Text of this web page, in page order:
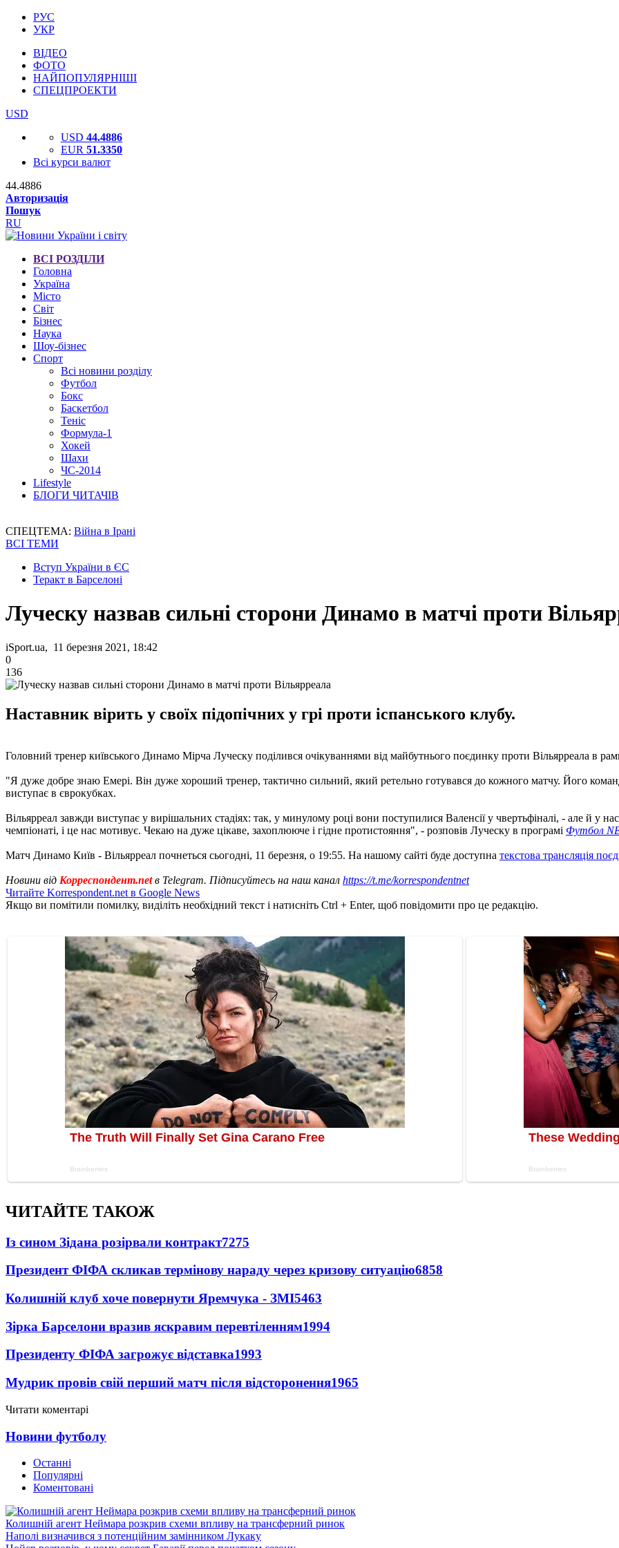
РУС
УКР
ВІДЕО
ФОТО
НАЙПОПУЛЯРНІШІ
СПЕЦПРОЕКТИ
USD
USD 44.4886
EUR 51.3350
Всі курси валют
44.4886
Авторизація
Пошук
RU
ВСІ РОЗДІЛИ
Головна
Україна
Місто
Світ
Бізнес
Наука
Шоу-бізнес
Спорт
Всі новини розділу
Футбол
Бокс
Баскетбол
Теніс
Формула-1
Хокей
Шахи
ЧС-2014
Lifestyle
БЛОГИ ЧИТАЧІВ
СПЕЦТЕМА: Війна в Ірані
ВСІ ТЕМИ
Вступ України в ЄС
Теракт в Барселоні
Луческу назвав сильні сторони Динамо в матчі проти
iSport.ua, 11 березня 2021, 18:42
0
136
Наставник вірить у своїх підопічних у грі проти іспанського клубу.
Головний тренер київського Динамо Мірча Луческу поділився очікуваннями від майбутнього поєдинку проти Вільярреала в
"Я дуже добре знаю Емері. Він дуже хороший тренер, тактично сильний, який ретельно готувався до кожного матчу. Його
виступає в єврокубках.
Вільярреал завжди виступає у вирішальних стадіях: так, у минулому році вони поступилися Валенсії у чвертьфіналі, - але й у
чемпіонаті, і це нас мотивує. Чекаю на дуже цікаве, захоплююче і гідне протистояння", - розповів Луческу в програмі Футбол
Матч Динамо Київ - Вільярреал почнеться сьогодні, 11 березня, о 19:55. На нашому сайті буде доступна текстова трансляція
Новини від Корреспондент.netв Telegram. Підписуйтесь на наш канал https://t.me/korrespondentnet
Читайте Korrespondent.net в Google News
Якщо ви помітили помилку, виділіть необхідний текст і натисніть Ctrl + Enter, щоб повідомити про це редакцію.
ЧИТАЙТЕ ТАКОЖ
Із сином Зідана розірвали контракт7275
Президент ФІФА скликав термінову нараду через кризову ситуацію6858
Колишній клуб хоче повернути Яремчука - ЗМІ5463
Зірка Барселони вразив яскравим перевтіленням1994
Президенту ФІФА загрожує відставка1993
Мудрик провів свій перший матч після відсторонення1965
Читати коментарі
Новини футболу
Останні
Популярні
Коментовані
Колишній агент Неймара розкрив схеми впливу на трансферний ринок
Наполі визначився з потенційним замінником Лукаку